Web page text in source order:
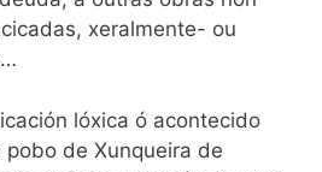
xeralmente- ou
lóxica ó acontecido
de Xunqueira de